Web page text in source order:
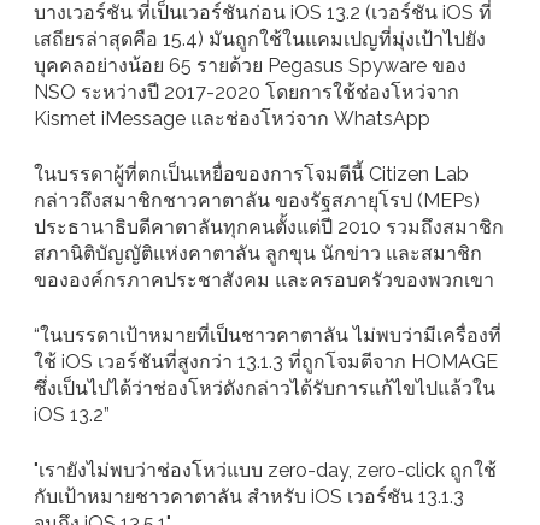
บางเวอร์ชัน ที่เป็นเวอร์ชันก่อน iOS 13.2 (เวอร์ชัน iOS ที่
เสถียรล่าสุดคือ 15.4) มันถูกใช้ในแคมเปญที่มุ่งเป้าไปยัง
บุคคลอย่างน้อย 65 รายด้วย Pegasus Spyware ของ
NSO ระหว่างปี 2017-2020 โดยการใช้ช่องโหว่จาก
Kismet iMessage และช่องโหว่จาก WhatsApp
ในบรรดาผู้ที่ตกเป็นเหยื่อของการโจมตีนี้ Citizen Lab
กล่าวถึงสมาชิกชาวคาตาลัน ของรัฐสภายุโรป (MEPs)
ประธานาธิบดีคาตาลันทุกคนตั้งแต่ปี 2010 รวมถึงสมาชิก
สภานิติบัญญัติแห่งคาตาลัน ลูกขุน นักข่าว และสมาชิก
ขององค์กรภาคประชาสังคม และครอบครัวของพวกเขา
“ในบรรดาเป้าหมายที่เป็นชาวคาตาลัน ไม่พบว่ามีเครื่องที่
ใช้ iOS เวอร์ชันที่สูงกว่า 13.1.3 ที่ถูกโจมตีจาก HOMAGE
ซึ่งเป็นไปได้ว่าช่องโหว่ดังกล่าวได้รับการแก้ไขไปแล้วใน
iOS 13.2”
"เรายังไม่พบว่าช่องโหว่แบบ zero-day, zero-click ถูกใช้
กับเป้าหมายชาวคาตาลัน สำหรับ iOS เวอร์ชัน 13.1.3